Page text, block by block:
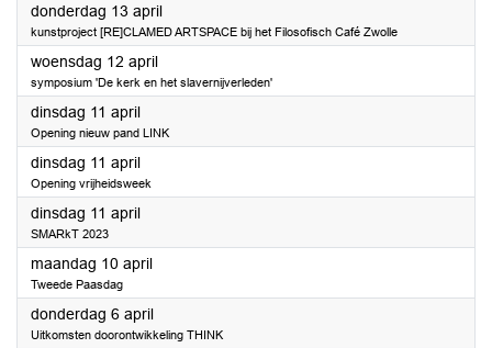
donderdag 13 april2023
kunstproject [RE]CLAMED ARTSPACE bij het Filosofisch Café Zwolle
woensdag 12 april2023
symposium 'De kerk en het slavernijverleden'
dinsdag 11 april2023
Opening nieuw pand LINK
dinsdag 11 april2023
Opening vrijheidsweek
dinsdag 11 april2023
SMARkT 2023
maandag 10 april2023
Tweede Paasdag
donderdag 6 april2023
Uitkomsten doorontwikkeling THINK